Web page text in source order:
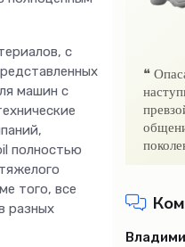
с
машин с
полностью
того, все
разных
❝